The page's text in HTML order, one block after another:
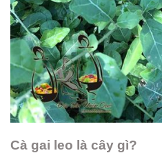
Cà gai leo là cây gì?